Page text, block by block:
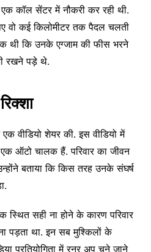
कॉल सेंटर में नौकरी कर रही थी.
वो कई किलोमीटर तक पैदल चलती
थी कि उनके एग्जाम की फीस भरने
रखने पड़े थे.
एक वीडियो शेयर की. इस वीडियो में
ऑटो चालक हैं. परिवार का जीवन
बताया कि किस तरह उनके संघर्ष
स्थित सही ना होने के कारण परिवार
पड़ता था. इन सब मुश्किलों के
प्रतियोगिता में रनर अप चुने जाने